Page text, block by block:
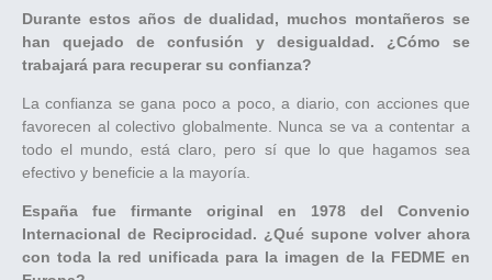
Durante estos años de dualidad, muchos montañeros se
han quejado de confusión y desigualdad. ¿Cómo se
trabajará para recuperar su confianza?
La confianza se gana poco a poco, a diario, con acciones que
favorecen al colectivo globalmente. Nunca se va a contentar a
todo el mundo, está claro, pero sí que lo que hagamos sea
efectivo y beneficie a la mayoría.
España fue firmante original en 1978 del Convenio
Internacional de Reciprocidad. ¿Qué supone volver ahora
con toda la red unificada para la imagen de la FEDME en